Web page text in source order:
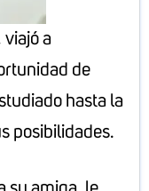
viajó a
de
hasta la
posibilidades.